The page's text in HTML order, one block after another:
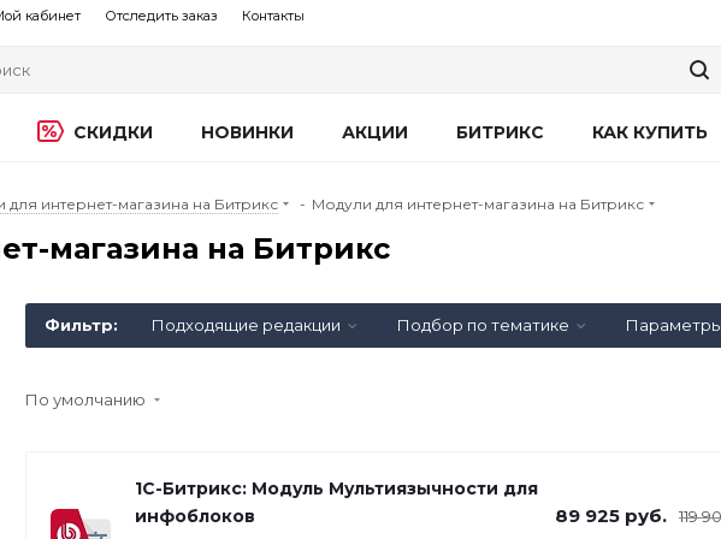
кабинет Отследить заказ Контакты
СКИДКИ НОВИНКИ АКЦИИ БИТРИКС КАК КУПИТЬ
для интернет-магазина на Битрикс - Модули для интернет-магазина на Битрикс
магазина на Битрикс
Фильтр: Подходящие редакции Подбор по тематике Параметры
По умолчанию
1С-Битрикс: Модуль Мультиязычности для
инфоблоков
89 925 руб. 119